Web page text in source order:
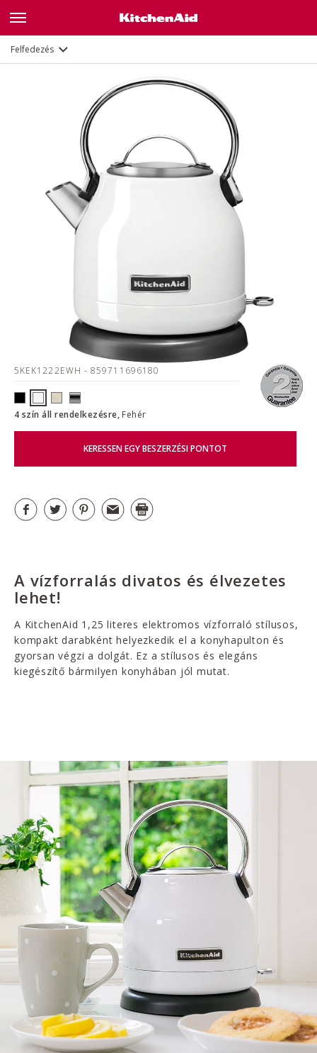
Felfedezés
5KEK1222EWH - 859711696180
4 szín áll rendelkezésre, Fehér
KERESSEN EGY BESZERZÉSI PONTOT
A vízforralás divatos és élvezetes
lehet!
A KitchenAid 1,25 literes elektromos vízforraló stílusos,
kompakt darabként helyezkedik el a konyhapulton és
gyorsan végzi a dolgát. Ez a stílusos és elegáns
kiegészítő bármilyen konyhában jól mutat.